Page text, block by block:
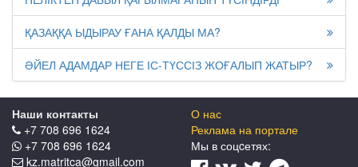
ҚАЗАҚҚА ЫДЫРАУ ҒАНА ҚАЛДЫ МА?
ӘЙЕЛ АДАМДАР НЕГЕ ІС-ТҮССІЗ ЖОҒАЛЫП ЖАТЫР?
Наши контакты
+7 708 696 1624
+7 708 696 1624
kz.matritca@gmail.com
О нас
Реклама на портале
Мы в соцcетях: